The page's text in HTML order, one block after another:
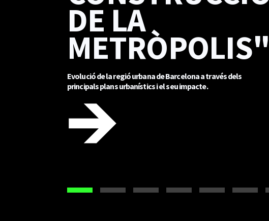
DE LA
METRÒPOLIS"
Evolució de la regió urbana de Barcelona a través dels
principals plans urbanístics i el seu impacte.